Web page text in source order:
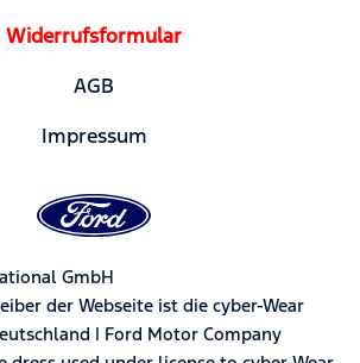
Widerrufsformular
AGB
Impressum
GmbH
der Webseite ist die cyber-Wear
| Ford Motor Company